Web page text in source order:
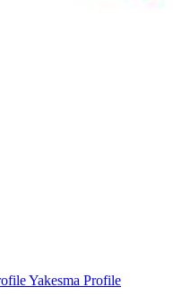
Yakesma Profile